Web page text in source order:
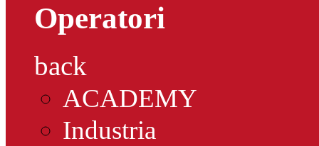
Operatori
back
ACADEMY
Industria